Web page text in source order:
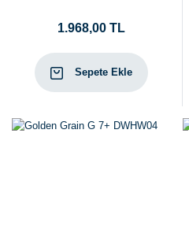
1.968,00 TL
Sepete Ekle